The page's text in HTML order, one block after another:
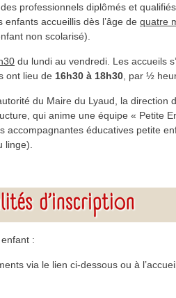
professionnels diplômés et
accueillis dès l’âge de quatre
non scolarisé).
du lundi au vendredi. Les accueils
ont lieu de 16h30 à 18h30 , par ½
du Maire du Lyaud, la direction
qui anime une équipe « Petite
accompagnantes éducatives petite
linge).
:
via le lien ci-dessous ou à